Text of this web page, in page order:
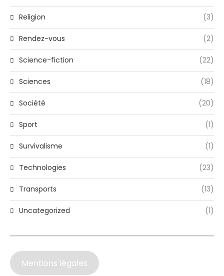
Religion (3)
Rendez-vous (2)
Science-fiction (22)
Sciences (18)
Société (20)
Sport (1)
Survivalisme (1)
Technologies (23)
Transports (13)
Uncategorized (1)
Mentions légales